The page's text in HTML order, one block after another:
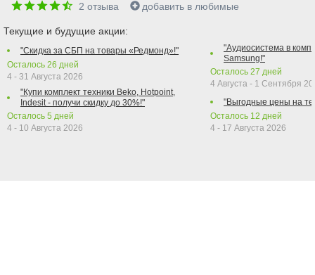
2 отзыва добавить в любимые
Текущие и будущие акции:
"Скидка за СБП на товары «Редмонд»!"
Осталось 26 дней
4 - 31 Августа 2026
"Купи комплект техники Beko, Hotpoint,
Indesit - получи скидку до 30%!"
Осталось 5 дней
4 - 10 Августа 2026
"Аудиосистема в
Samsung!"
Осталось 27 дней
4 Августа - 1 Сентября
"Выгодные цены на
Осталось 12 дней
4 - 17 Августа 2026